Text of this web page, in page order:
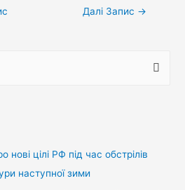
Далі Запис →
нові цілі РФ під час обстрілів
наступної зими